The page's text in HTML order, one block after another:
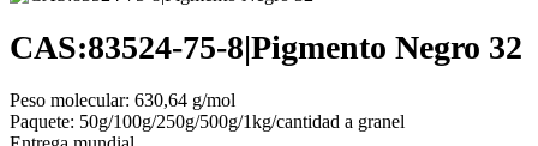
CAS:83524-75-8|Pigmento Negro 32
Peso molecular: 630,64 g/mol
Paquete: 50g/100g/250g/500g/1kg/cantidad a granel